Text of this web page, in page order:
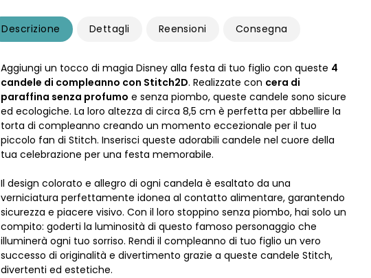
Descrizione Dettagli Reensioni Consegna
Aggiungi un tocco di magia Disney alla festa di tuo figlio con queste 4
candele di compleanno con Stitch2D. Realizzate con cera di
paraffina senza profumo e senza piombo, queste candele sono sicure
ed ecologiche. La loro altezza di circa 8,5 cm è perfetta per abbellire la
torta di compleanno creando un momento eccezionale per il tuo
piccolo fan di Stitch. Inserisci queste adorabili candele nel cuore della
tua celebrazione per una festa memorabile.
Il design colorato e allegro di ogni candela è esaltato da una
verniciatura perfettamente idonea al contatto alimentare, garantendo
sicurezza e piacere visivo. Con il loro stoppino senza piombo, hai solo un
compito: goderti la luminosità di questo famoso personaggio che
illuminerà ogni tuo sorriso. Rendi il compleanno di tuo figlio un vero
successo di originalità e divertimento grazie a queste candele Stitch,
divertenti ed estetiche.